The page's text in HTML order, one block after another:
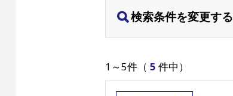
検索条件を変更する
1～5件（ 5 件中）